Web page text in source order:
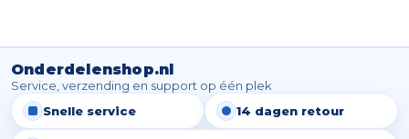
Onderdelenshop.nl
Service, verzending en support op één plek
Snelle service
14 dagen retour